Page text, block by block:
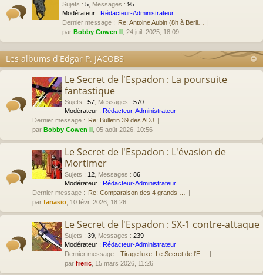
Sujets : 5 Messages : 95
Modérateur : Rédacteur-Administrateur
Dernier message : Re: Antoine Aubin (8h à Berli…
par Bobby Cowen II , 24 juil. 2025, 18:09
Les albums d'Edgar P. JACOBS
Le Secret de l'Espadon : La poursuite
fantastique
Sujets : 57 Messages : 570
Modérateur : Rédacteur-Administrateur
Dernier message : Re: Bulletin 39 des ADJ
par Bobby Cowen II , 05 août 2026, 10:56
Le Secret de l'Espadon : L'évasion de
Mortimer
Sujets : 12 Messages : 86
Modérateur : Rédacteur-Administrateur
Dernier message : Re: Comparaison des 4 grands …
par fanasio , 10 févr. 2026, 18:26
Le Secret de l'Espadon : SX-1 contre-attaque
Sujets : 39 Messages : 239
Modérateur : Rédacteur-Administrateur
Dernier message : Tirage luxe :Le Secret de l'E…
par freric , 15 mars 2026, 11:26